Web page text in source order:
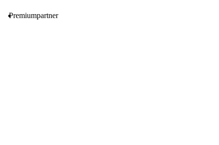
Premiumpartner